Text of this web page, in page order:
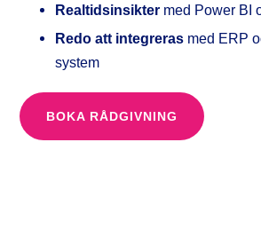
Realtidsinsikter med Power BI
Redo att integreras med ERP
system
BOKA RÅDGIVNING